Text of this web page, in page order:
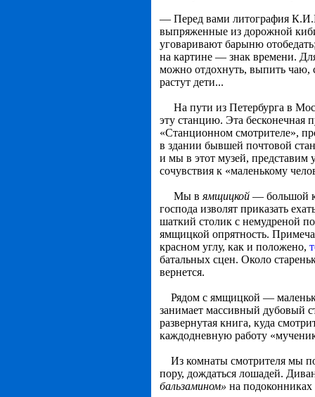
— Перед вами литография
выпряженные из до­рожной
уговаривают барыню
на картине — знак времени.
можно отдохнуть, выпить чаю,
растут дети...
На пути из Петербурга в
эту станцию. Эта
«Станционном смотрителе»,
в здании бывшей почтовой
и мы в этот музей,
сочувствия к «маленькому
Мы в ямщицкой — большой
господа изволят прика­зать
шаткий столик с немудреной
ямщицкой опрятность.
красном углу, как и положено,
батальных сцен. Около
вернется.
Рядом с ямщицкой —
занимает массивный дубовый
развернутая книга, куда
каждодневную работу
Из комнаты смотрителя мы
пору, дождаться лошадей.
бальзамином» на